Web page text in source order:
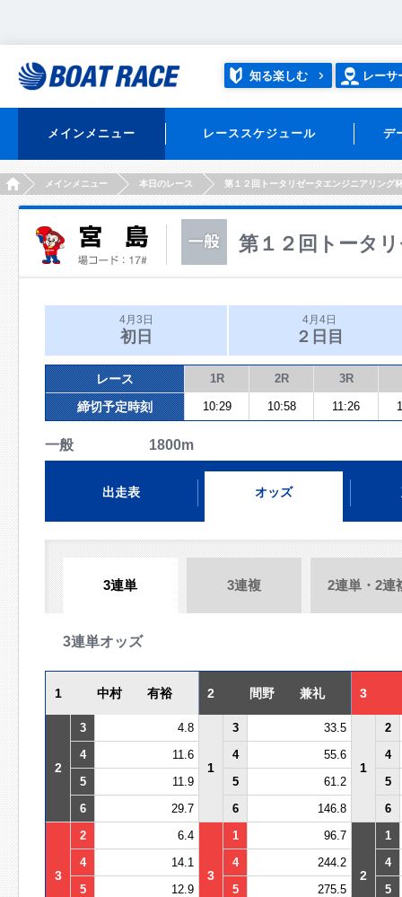
知る楽しむ レーサ
メインメニュー レーススケジュール デ
HOMEメインメニュー 本日のレース 第１２回トータリゼータエンジニアリング
第１２回トータ
4月3日
初日
4月4日
２日目
レース 1R 2R 3R
締切予定時刻 10:29 10:58 11:26
一般 1800m
出走表 オッズ
3連単 3連複 2連単・2連
3連単オッズ
1 中村 有裕 2 間野 兼礼 3
2
3 4.8
1
3 33.5
1
2
4
11.6 4 55.6
4
5
11.9 5 61.2
5
6
29.7 6 146.8 6
3
2 6.4
3
1 96.7
2
1
4
14.1 4 244.2
4
5
12.9 5 275.5
5